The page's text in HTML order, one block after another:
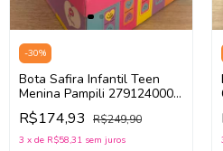
-30%
Bota Safira Infantil Teen
Menina Pampili 279124000
(Grafite)
R$174,93 R$249,90
3 x de R$58,31 sem juros